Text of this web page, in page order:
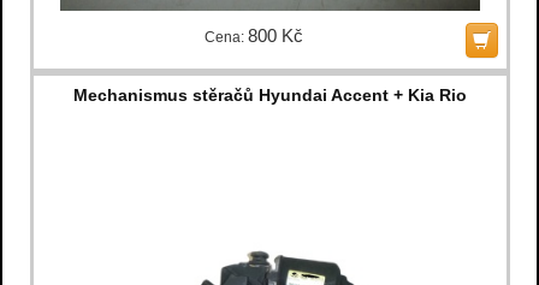
Cena: 800 Kč
Mechanismus stěračů Hyundai Accent + Kia Rio